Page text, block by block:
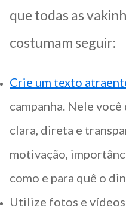
que todas as
costumam seguir:
Crie um texto
campanha. Nele
clara, direta e
motivação,
como e para quê o
Utilize fotos e vídeos